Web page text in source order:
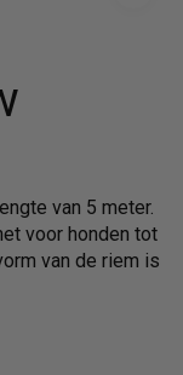
van 5 meter.
voor honden tot
van de riem is